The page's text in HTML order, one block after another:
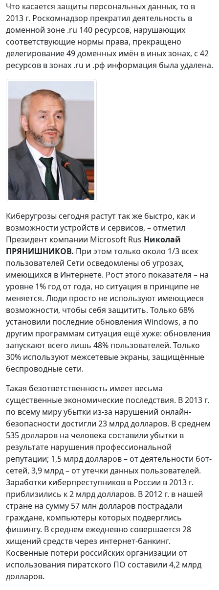
Что касается защиты персональных данных, то в
2013 г. Роскомнадзор прекратил деятельность в
доменной зоне .ru 140 ресурсов, нарушающих
соответствующие нормы права, прекращено
делегирование 49 доменных имён в иных зонах, с 42
ресурсов в зонах .ru и .рф информация была удалена.
Киберугрозы сегодня растут так же быстро, как и
возможности устройств и сервисов, – отметил
Президент компании Microsoft Rus Николай
ПРЯНИШНИКОВ. При этом только около 1/3 всех
пользователей Сети осведомлены об угрозах,
имеющихся в Интернете. Рост этого показателя – на
уровне 1% год от года, но ситуация в принципе не
меняется. Люди просто не используют имеющиеся
возможности, чтобы себя защитить. Только 68%
установили последние обновления Windows, а по
другим программам ситуация ещё хуже: обновления
запускают всего лишь 48% пользователей. Только
30% используют межсетевые экраны, защищённые
беспроводные сети.
Такая безответственность имеет весьма
существенные экономические последствия. В 2013 г.
по всему миру убытки из-за нарушений онлайн-
безопасности достигли 23 млрд долларов. В среднем
535 долларов на человека составили убытки в
результате нарушения профессиональной
репутации; 1,5 млрд долларов – от деятельности бот-
сетей, 3,9 млрд – от утечки данных пользователей.
Заработки киберпреступников в России в 2013 г.
приблизились к 2 млрд долларов. В 2012 г. в нашей
стране на сумму 57 млн долларов пострадали
граждане, компьютеры которых подверглись
фишингу. В среднем ежедневно совершается 28
хищений средств через интернет-банкинг.
Косвенные потери российских организации от
использования пиратского ПО составили 4,2 млрд
долларов.